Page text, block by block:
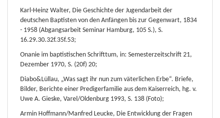
Karl-Heinz Walter, Die Geschichte der Jugendarbeit der
deutschen Baptisten von den Anfängen bis zur Gegenwart, 1834
- 1958 (Abgangsarbeit Seminar Hamburg, 105 S.), S.
16.29.30.32f.35f.53;
Onanie im baptistischen Schrifttum, in: Semesterzeitschrift 21,
Dezember 1970, S. (20f) 20;
Diabo&Lüllau, „Was sagt ihr nun zum väterlichen Erbe“. Briefe,
Bilder, Berichte einer Predigerfamilie aus dem Kaiserreich, hg. v.
Uwe A. Gieske, Varel/Oldenburg 1993, S. 138 (Foto);
Armin Hoffmann/Manfred Leucke, Die Entwicklung der Fragen